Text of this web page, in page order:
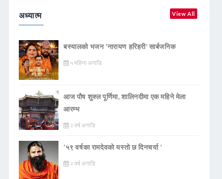
अध्यात्म View All
बस्यालको भजन ‘नारायण हरिहरी’ सार्बजनिक
५ महिना अगाडि
आज पौष शुक्ल पूर्णिमा, शालिनदीमा एक महिने मेला
आरम्भ
२ वर्ष अगाडि
‘५९ वर्षका रामदेवकाे यस्ताे छ दिनचर्या ’
२ वर्ष अगाडि